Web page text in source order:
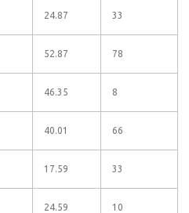
24.87 33
52.87 78
46.35 8
40.01 66
17.59 33
24.59 10